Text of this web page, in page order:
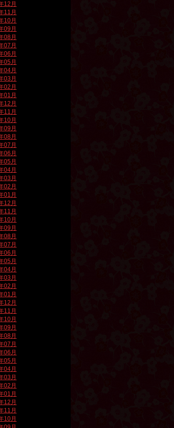
12月
11月
10月
09月
08月
07月
06月
05月
04月
03月
02月
01月
12月
11月
10月
09月
08月
07月
06月
05月
04月
03月
02月
01月
12月
11月
10月
09月
08月
07月
06月
05月
04月
03月
02月
01月
12月
11月
10月
09月
08月
07月
06月
05月
04月
03月
02月
01月
12月
11月
10月